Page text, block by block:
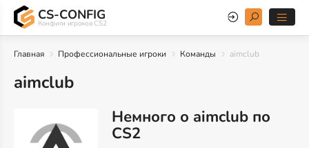
CS-CONFIG
Конфиги игроков CS2
Главная Профессиональные игроки Команды aimclub
aimclub
Немного о aimclub по
CS2